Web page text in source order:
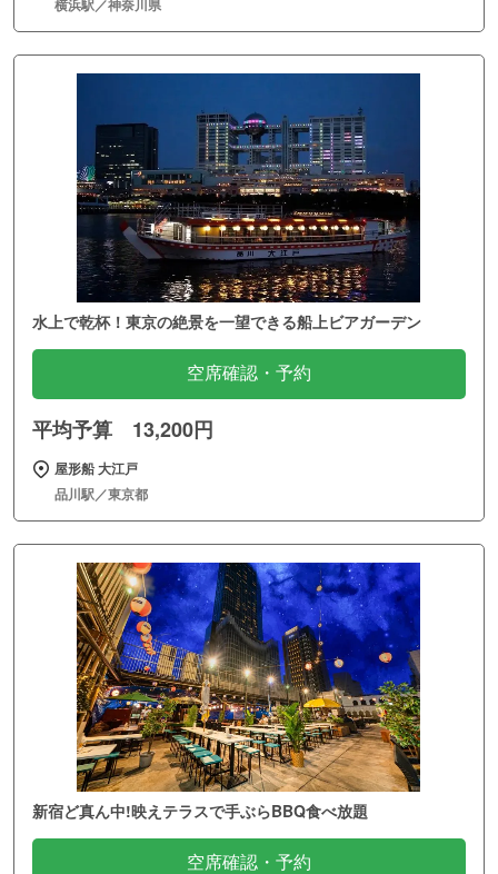
横浜駅／神奈川県
水上で乾杯！東京の絶景を一望できる船上ビアガーデン
空席確認・予約
平均予算 13,200円
屋形船 大江戸
品川駅／東京都
新宿ど真ん中!映えテラスで手ぶらBBQ食べ放題
空席確認・予約